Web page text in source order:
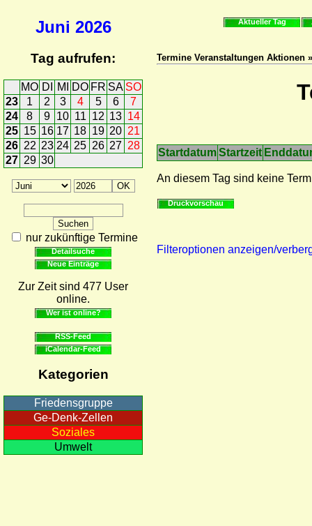
Juni 2026
Tag aufrufen:
MO DI MI DO FR SA SO
23
1 2 3 4 5 6
7
24
8 9 10 11 12 13 14
25 15 16 17 18 19 20 21
26 22 23 24 25 26 27 28
27 29 30
nur zukünftige Termine
Detailsuche
Neue Einträge
Zur Zeit sind 477 User
online.
Wer ist online?
RSS-Feed
iCalendar-Feed
Kategorien
Friedensgruppe
Ge-Denk-Zellen
Soziales
Umwelt
Aktueller Tag
Termine Veranstaltungen Aktionen
StartdatumStartzeit
An diesem Tag sind keine
Druckvorschau
Filteroptionen anzeigen/